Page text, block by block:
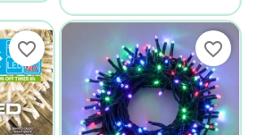
favorite_border favorite_border